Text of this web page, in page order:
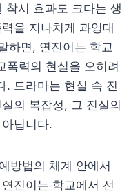
착시 효과도 크다는 생
을 지나치게 과잉대
하면, 연진이는 학교
폭력의 현실을 오히려
. 드라마는 현실 속 진
의 복잡성, 그 진실의
닙니다.
방법의 체계 안에서
진이는 학교에서 선